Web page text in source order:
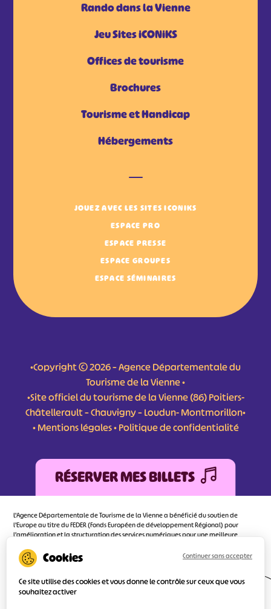
Rando dans la Vienne
Jeu Sites iCONiKS
Offices de tourisme
Brochures
Tourisme et Handicap
Hébergements
JOUEZ AVEC LES SITES ICONIKS
ESPACE PRO
ESPACE PRESSE
ESPACE GROUPES
ESPACE SÉMINAIRES
•Copyright © 2026 – Agence Départementale du
Tourisme de la Vienne •
•Site officiel du tourisme de la Vienne (86) Poitiers-
Châtellerault – Chauvigny – Loudun- Montmorillon•
•Mentions légales•Politique de confidentialité
RÉSERVER MES BILLETS
L'Agence Départementale de Tourisme de la Vienne a bénéficié du soutien de
l’Europe au titre du FEDER (Fonds Européen de développement Régional) pour
l’amélioration et la structuration des services numériques pour une meilleure
d’orienter au mieux le visiteur.
Ce site utilise des cookies et vous donne le contrôle sur ceux que vous
souhaitez activer
Continuer sans accepter